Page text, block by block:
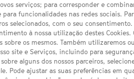
serviços; para corresponder e
funcionalidades nas redes sociais.
selecionados, com o seu
à nossa utilização destes
sobre os mesmos. Também utilizaremos
site e Serviços, incluindo para
alguns dos nossos parceiros,
Pode ajustar as suas preferências em